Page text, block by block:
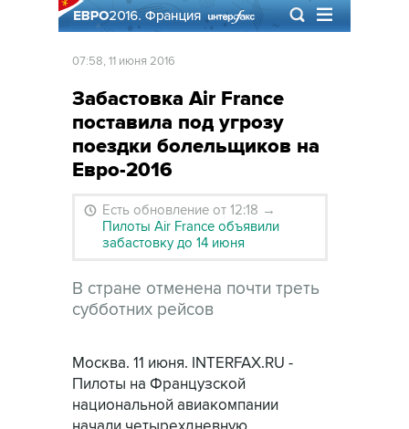
07:58, 11 июня 2016
Забастовка Air France
поставила под угрозу
поездки болельщиков на
Евро-2016
Есть обновление от 12:18 →
Пилоты Air France объявили
забастовку до 14 июня
В стране отменена почти треть
субботних рейсов
Москва. 11 июня. INTERFAX.RU -
Пилоты на Французской
национальной авиакомпании